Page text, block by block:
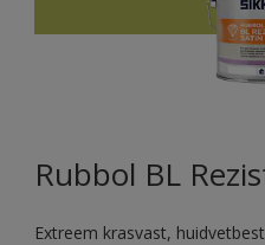
Rubbol BL
Extreem krasvast,